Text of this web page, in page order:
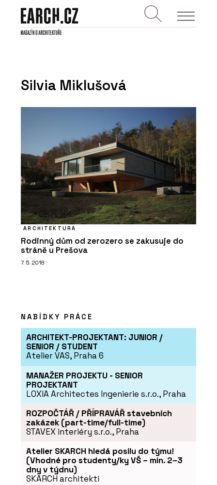
Silvia Miklušová
ARCHITEKTURA
Rodinný dům od zerozero se zakusuje do
stráně u Prešova
7. 5. 2018
NABÍDKY PRÁCE
ARCHITEKT-PROJEKTANT: JUNIOR /
SENIOR / STUDENT
Atelier VAS, Praha 6
MANAŽER PROJEKTU - SENIOR
PROJEKTANT
LOXIA Architectes Ingenierie s.r.o., Praha
ROZPOČTÁŘ / PŘÍPRAVÁŘ stavebních
zakázek (part-time/full-time)
STAVEX interiéry s.r.o., Praha
Atelier SKARCH hledá posilu do týmu!
(Vhodné pro studenty/ky VŠ – min. 2–3
dny v týdnu)
SKARCH architekti